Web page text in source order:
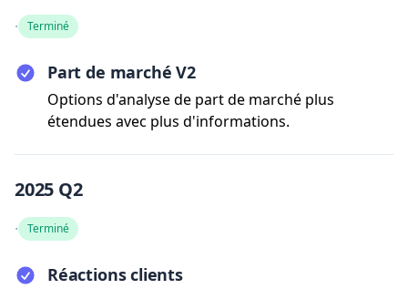
· Terminé
Part de marché V2
Options d'analyse de part de marché plus
étendues avec plus d'informations.
2025 Q2
· Terminé
Réactions clients